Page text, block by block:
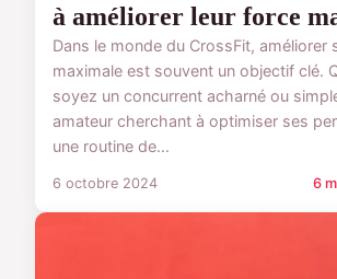
à améliorer leur force
Dans le monde du CrossFit, améliorer
maximale est souvent un objectif clé.
soyez un concurrent acharné ou
amateur cherchant à optimiser ses
une routine de...
6 octobre 2024 6